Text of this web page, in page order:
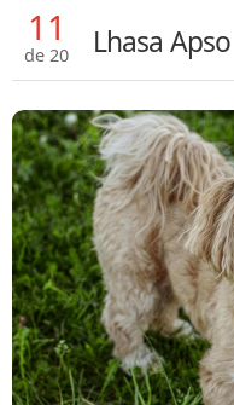
11
de 20 Lhasa Apso